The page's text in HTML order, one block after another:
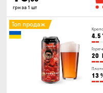
грн за 1 шт
4.5
20
13
Топ продаж